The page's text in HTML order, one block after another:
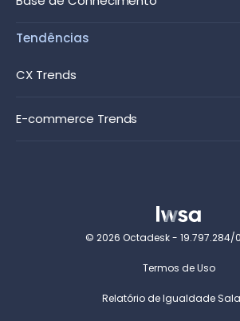
Tendências
CX Trends
E-commerce Trends
© 2026 Octadesk - 19.797.284/
Termos de Uso
Relatório de Igualdade